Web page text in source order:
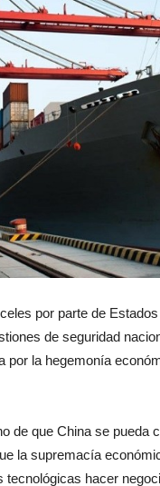
por parte de
de seguridad
por la hegemonía
de que China se pueda
la supremacía
hacer